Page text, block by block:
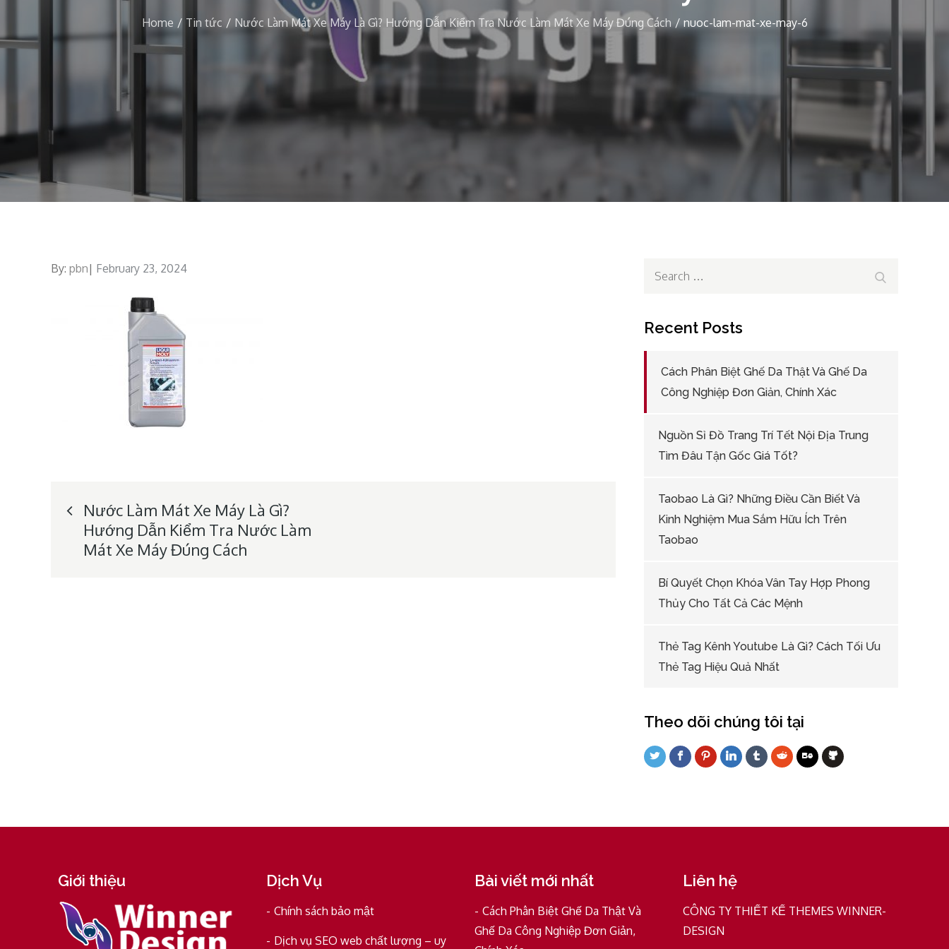
Home Tin tức Nước Làm Mát Xe Máy Là Gì? Hướng Dẫn Kiểm Tra Nước Làm Mát Xe Máy Đúng Cách nuoc-lam-mat-xe-may-6
By: pbn
Posted
February 23, 2024
Post
navigation
Nước Làm Mát Xe Máy Là Gì?
Hướng Dẫn Kiểm Tra Nước Làm
Mát Xe Máy Đúng Cách
Search
Recent Posts
Cách Phân Biệt Ghế Da Thật Và Ghế Da
Công Nghiệp Đơn Giản, Chính Xác
Nguồn Sỉ Đồ Trang Trí Tết Nội Địa Trung
Tìm Đâu Tận Gốc Giá Tốt?
Taobao Là Gì? Những Điều Cần Biết Và
Kinh Nghiệm Mua Sắm Hữu Ích Trên
Taobao
Bí Quyết Chọn Khóa Vân Tay Hợp Phong
Thủy Cho Tất Cả Các Mệnh
Thẻ Tag Kênh Youtube Là Gì? Cách Tối Ưu
Thẻ Tag Hiệu Quả Nhất
Theo dõi chúng tôi tại
Giới thiệu Dịch Vụ
Chính sách bảo mật
Dịch vụ SEO web chất lượng – uy
Bài viết mới nhất
Cách Phân Biệt Ghế Da Thật Và
Ghế Da Công Nghiệp Đơn Giản,
Liên hệ
CÔNG TY THIẾT KẾ THEMES WINNER-
DESIGN